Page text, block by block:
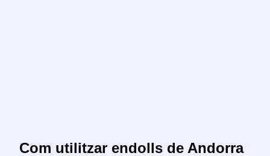
Com utilitzar endolls de Andorra